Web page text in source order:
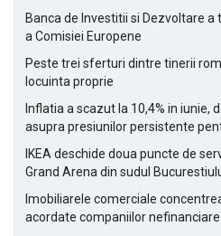
Banca de Investitii si Dezvoltare
a Comisiei Europene
Peste trei sferturi dintre tinerii
locuinta proprie
Inflatia a scazut la 10,4% in iunie,
asupra presiunilor persistente
IKEA deschide doua puncte de
Grand Arena din sudul
Imobiliarele comerciale
acordate companiilor nefinanciare